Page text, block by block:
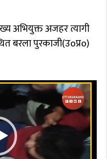
अभियुक्त अजहर त्यागी
बरला पुरकाजी(उoप्रo)